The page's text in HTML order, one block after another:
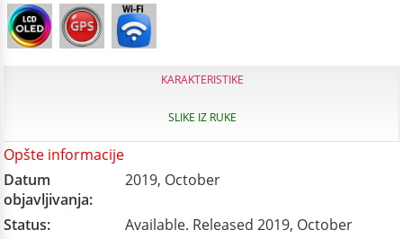
KARAKTERISTIKE
SLIKE IZ RUKE
Opšte informacije
Datum
objavljivanja:
2019, October
Status:
Available. Released 2019, October